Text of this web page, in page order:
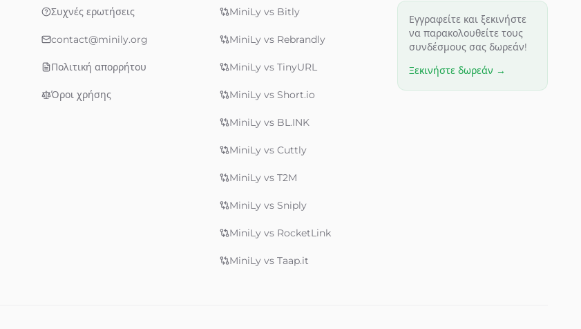
Συχνές ερωτήσεις
contact@minily.org
Πολιτική απορρήτου
Όροι χρήσης
MiniLy vs Bitly
MiniLy vs Rebrandly
MiniLy vs TinyURL
MiniLy vs Short.io
MiniLy vs BL.INK
MiniLy vs Cuttly
MiniLy vs T2M
MiniLy vs Sniply
MiniLy vs RocketLink
MiniLy vs Taap.it
Εγγραφείτε και ξεκινήστε
να παρακολουθείτε τους
συνδέσμους σας δωρεάν!
Ξεκινήστε δωρεάν →